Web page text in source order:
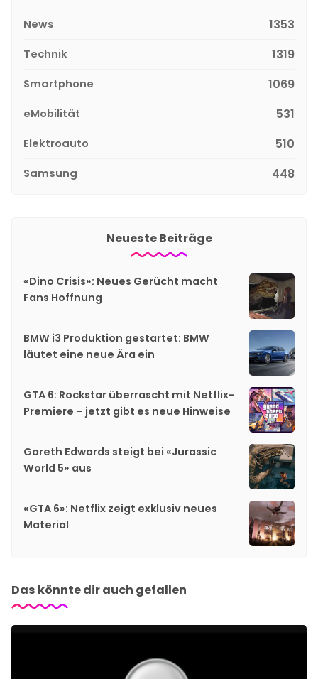
News 1353
Technik 1319
Smartphone 1069
eMobilität 531
Elektroauto 510
Samsung 448
Neueste Beiträge
«Dino Crisis»: Neues Gerücht macht
Fans Hoffnung
BMW i3 Produktion gestartet: BMW
läutet eine neue Ära ein
GTA 6: Rockstar überrascht mit Netflix-
Premiere – jetzt gibt es neue Hinweise
Gareth Edwards steigt bei «Jurassic
World 5» aus
«GTA 6»: Netflix zeigt exklusiv neues
Material
Das könnte dir auch gefallen